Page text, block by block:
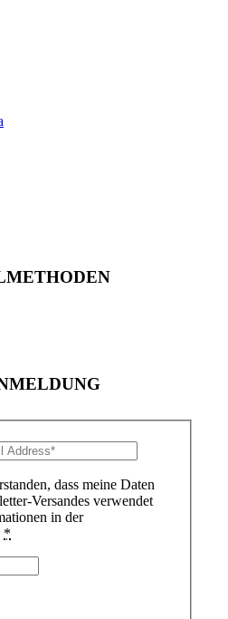
dass meine Daten
Versandes verwendet
in der
*